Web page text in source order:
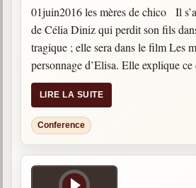
01juin2016 les mères de chico Il
de Célia Diniz qui perdit son fils
tragique ; elle sera dans le film Les
personnage d’Elisa. Elle explique
a…
LIRE LA SUITE
Conference